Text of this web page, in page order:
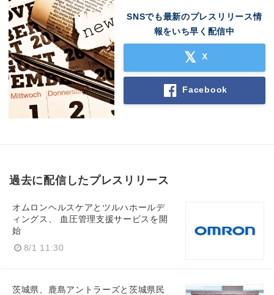
SNSでも最新のプレスリリース情
報をいち早く配信中
X
Facebook
過去に配信したプレスリリース
オムロンヘルスケアとツルハホールデ
ィングス、 血圧管理支援サービスを開
始
8/1 11:30
茨城県、鹿島アントラーズと茨城県民